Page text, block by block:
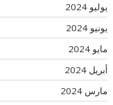
يوليو 2024
يونيو 2024
مايو 2024
أبريل 2024
مارس 2024